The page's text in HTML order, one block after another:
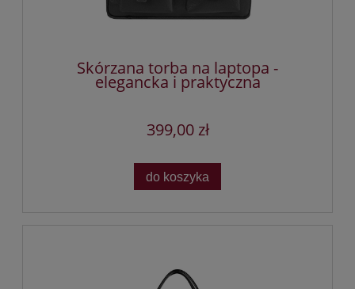
Skórzana torba na laptopa -
elegancka i praktyczna
399,00 zł
do koszyka